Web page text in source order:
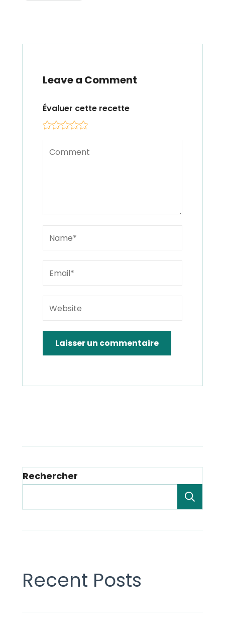
Leave a Comment
Évaluer cette recette
Rechercher
Recent Posts